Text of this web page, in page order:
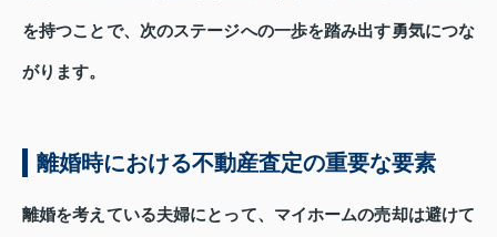
を持つことで、次のステージへの一歩を踏み出す勇気につな
がります。
離婚時における不動産査定の重要な要素
離婚を考えている夫婦にとって、マイホームの売却は避けて